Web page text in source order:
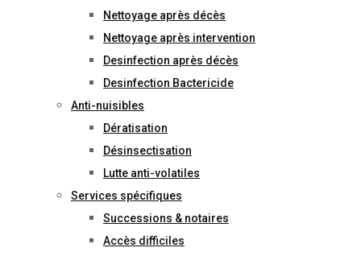
Nettoyage après décès
Nettoyage après intervention
Desinfection après décès
Desinfection Bactericide
Anti-nuisibles
Dératisation
Désinsectisation
Lutte anti-volatiles
Services spécifiques
Successions & notaires
Accès difficiles